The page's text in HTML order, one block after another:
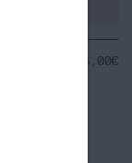
48,00€